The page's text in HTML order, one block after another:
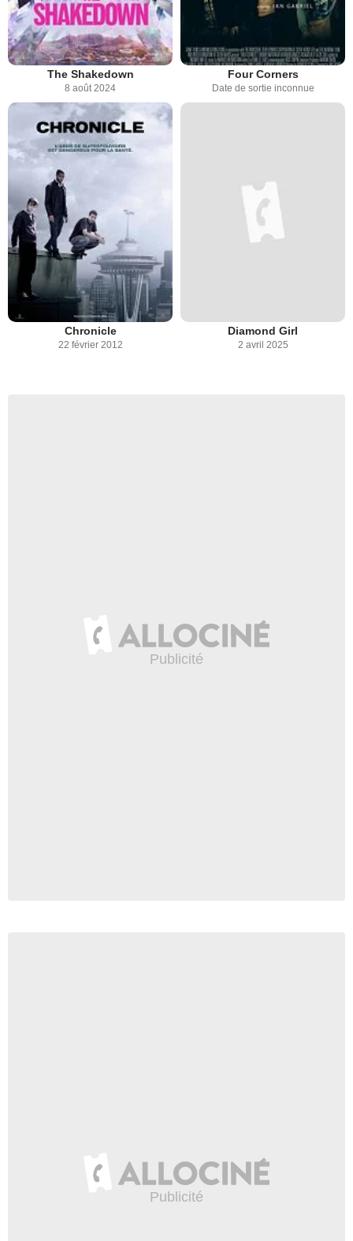
The Shakedown
8 août 2024
Four Corners
Date de sortie inconnue
Chronicle
22 février 2012
Diamond Girl
2 avril 2025